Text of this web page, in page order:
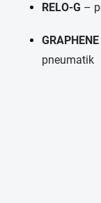
RELO-G –
pneumatik